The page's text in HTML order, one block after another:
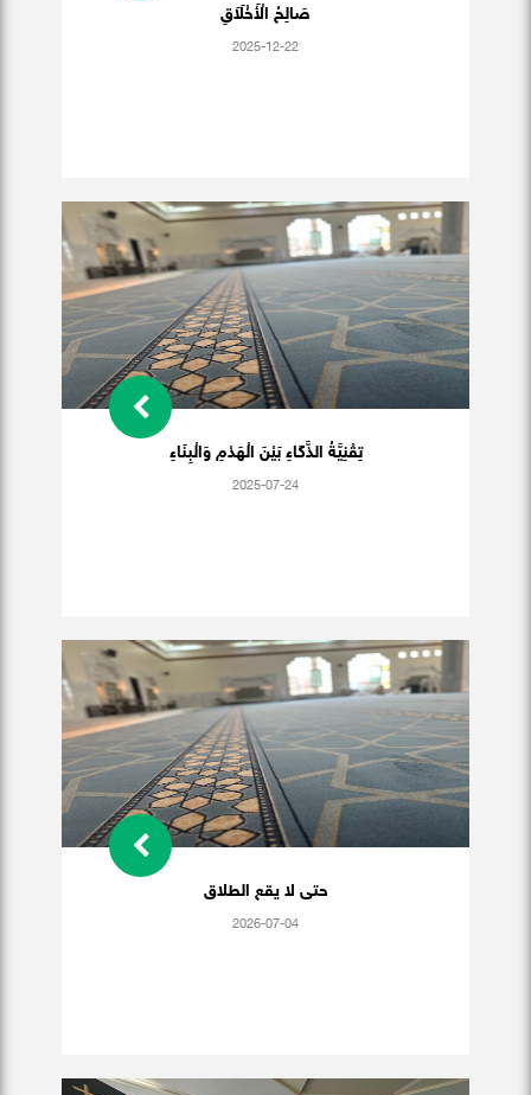
صَالِحُ الْأَخْلَاَقِ
2025-12-22
تِقْنِيَّةُ الذَّكَاءِ بَيْنَ الْهَدْمِ وَالْبِنَاءِ
2025-07-24
حتى لا يقع الطلاق
2026-07-04